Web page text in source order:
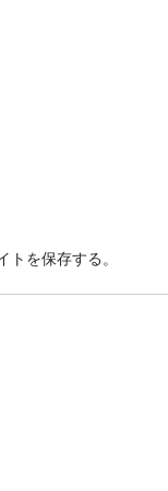
を保存する。